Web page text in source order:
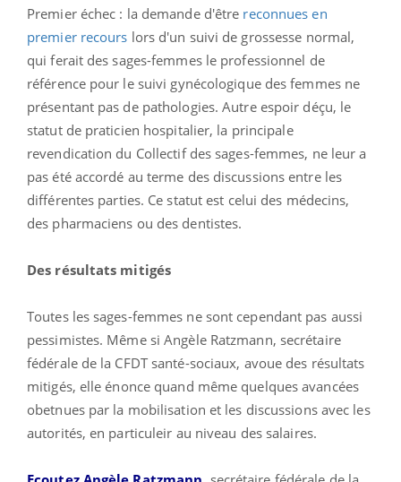
Premier échec : la demande d'être reconnues en
premier recours lors d'un suivi de grossesse normal,
qui ferait des sages-femmes le professionnel de
référence pour le suivi gynécologique des femmes ne
présentant pas de pathologies. Autre espoir déçu, le
statut de praticien hospitalier, la principale
revendication du Collectif des sages-femmes, ne leur a
pas été accordé au terme des discussions entre les
différentes parties. Ce statut est celui des médecins,
des pharmaciens ou des dentistes.
Des résultats mitigés
Toutes les sages-femmes ne sont cependant pas aussi
pessimistes. Même si Angèle Ratzmann, secrétaire
fédérale de la CFDT santé-sociaux, avoue des résultats
mitigés, elle énonce quand même quelques avancées
obetnues par la mobilisation et les discussions avec les
autorités, en particuleir au niveau des salaires.